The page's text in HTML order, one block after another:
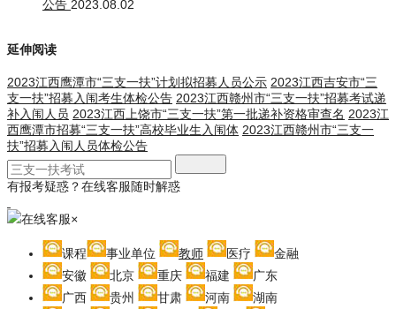
公告 2023.08.02
延伸阅读
2023江西鹰潭市“三支一扶”计划拟招募人员公示 2023江西吉安市“三
支一扶”招募入闱考生体检公告 2023江西赣州市“三支一扶”招募考试递
补入闱人员 2023江西上饶市“三支一扶”第一批递补资格审查名 2023江
西鹰潭市招募“三支一扶”高校毕业生入闱体 2023江西赣州市“三支一
扶”招募入闱人员体检公告
有报考疑惑？在线客服随时解惑
在线客服×
课程 事业单位 教师 医疗
金融
安徽
北京 重庆 福建
广东
广西
贵州 甘肃 河南
湖南